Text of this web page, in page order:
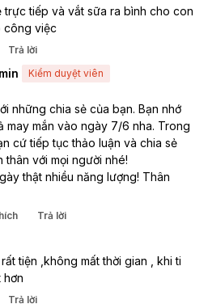
trực tiếp và vắt sữa ra bình cho con
công việc
Trả lời
Kiểm duyệt viên
những chia sẻ của bạn. Bạn nhớ
may mắn vào ngày 7/6 nha. Trong
cứ tiếp tục thảo luận và chia sẻ
thân với mọi người nhé!
thật nhiều năng lượng! Thân
Trả lời
tiện ,không mất thời gian , khi ti
hơn
Trả lời